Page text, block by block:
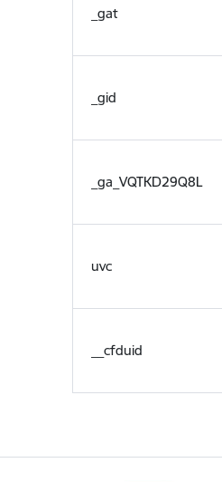
_gat
_gid
_ga_VQTKD29Q8L
uvc
__cfduid